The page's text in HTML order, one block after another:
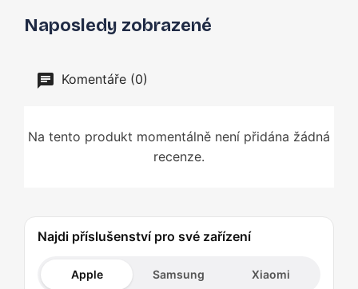
Naposledy zobrazené
Komentáře (0)
Na tento produkt momentálně není přidána žádná
recenze.
Najdi příslušenství pro své zařízení
Apple Samsung Xiaomi